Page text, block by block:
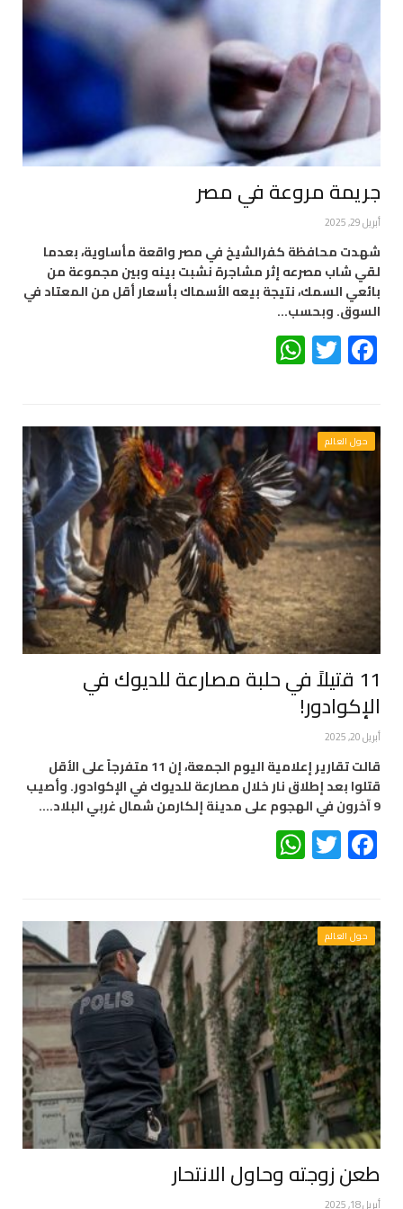
جريمة مروعة في مصر
أبريل 29, 2025
شهدت محافظة كفرالشيخ في مصر واقعة مأساوية، بعدما
لقي شاب مصرعه إثر مشاجرة نشبت بينه وبين مجموعة من
بائعي السمك، نتيجة بيعه الأسماك بأسعار أقل من المعتاد في
السوق. وبحسب…
Facebook
Twitter
حول العالم
11 قتيلاً في حلبة مصارعة للديوك في
الإكوادور!
أبريل 20, 2025
قالت تقارير إعلامية اليوم الجمعة، إن 11 متفرجاً على الأقل
قتلوا بعد إطلاق نار خلال مصارعة للديوك في الإكوادور. وأصيب
9 آخرون في الهجوم على مدينة إلكارمن شمال غربي البلاد.…
Facebook
Twitter
حول العالم
طعن زوجته وحاول الانتحار
أبريل 18, 2025